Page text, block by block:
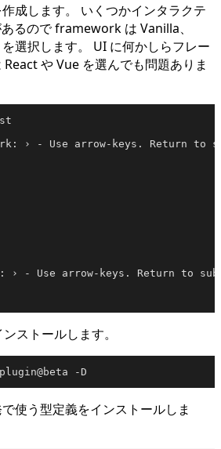
成します。 いくつかインタラクテ
るので framework は Vanilla、
選択します。 UI に何かしらフレー
や Vue を選んでも問題ありま
› - Use arrow-keys. Return to
› - Use arrow-keys. Return to
ストールします。
使う型定義をインストールしま